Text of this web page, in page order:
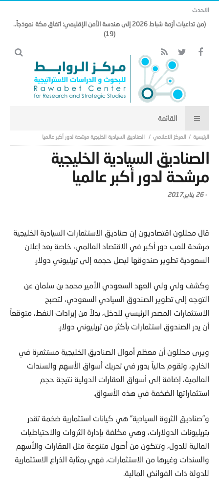
الاحدث
(من تداعيات أزمة شباط 2026 إلى هندسة الأمن الإقليمي: اتفاق مكة نموذجاً..
(19)
المركز الاعلامي الصناديق السيادية الخليجية مرشحة لدور أكبر عالميا
الصناديق السيادية الخليجية
مرشحة لدور أكبر عالميا
-26 يناير,2017
قال محللون اقتصاديون إن صناديق الاستثمارات السيادية الخليجية
مرشحة للعب دور أكبر في الاقتصاد العالمي، خاصة بعد إعلان
السعودية تطوير صندوقها ليصل حجمه إلى تريليوني دولار.
وكشف ولي ولي العهد السعودي الأمير محمد بن سلمان عن
التوجه إلى تطوير الصندوق السيادي السعودي، لتصبح
الاستثمارات المصدر الرئيسي للدخل، بدلاً من إيرادات النفط، متوقعاً
أن يدر الصندوق استثمارات بأكثر من تريليوني دولار.
ويرى محللون أن معظم أموال الصناديق الخليجية مستثمرة في
الخارج، وتقوم حالياً بدور في تحريك أسواق الأسهم والسندات
العالمية، إضافة إلى أسواق العقارات الدولية نتيجة حجم
استثماراتها الضخمة في هذه الأسواق.
و”صناديق الثروة السيادية” هي كيانات استثمارية ضخمة تقدر
بتريليونات الدولارات، وهي مكلفة بإدارة الثروات والاحتياطيات
المالية للدول، وتتكون من أصول متنوعة مثل العقارات والأسهم
والسندات وغيرها من الاستثمارات، فهي بمثابة الذراع الاستثمارية
للدولة ذات الفوائض المالية.